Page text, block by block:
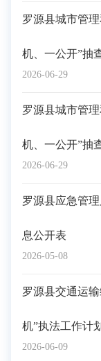
2026-06-29
罗源县城市管
机、一公开”抽
2026-06-29
罗源县城市管
机、一公开”抽
2026-05-08
罗源县应急管
息公开表
2026-06-09
罗源县交通运
机”执法工作计